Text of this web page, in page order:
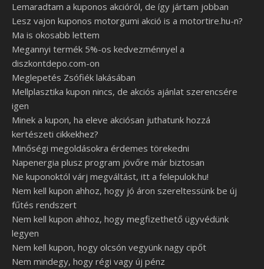
Lemaradtam a kuponos akcióról, de így jártam jobban
Lesz vajon kuponos motorgumi akció is a motortire.hu-n?
Ma is okosabb lettem
Megannyi termék 5%-os kedvezménnyel a
diszkontdepo.com-on
Meglepetés Zsófiék lakásában
Mellplasztika kupon nincs, de akciós ajánlat szerencsére
igen
Minek a kupon, ha eleve akciósan juthatunk hozzá
kertészeti cikkekhez?
Minőségi megoldásokra érdemes törekedni
Napenergia plusz program jövőre már biztosan
Ne kuponoktól várj megváltást, itt a felepulok.hu!
Nem kell kupon ahhoz, hogy jó áron szereltessünk be új
fűtés rendszert
Nem kell kupon ahhoz, hogy megfizethető ügyvédünk
legyen
Nem kell kupon, hogy olcsón vegyünk nagy cipőt
Nem mindegy, hogy régi vagy új pénz